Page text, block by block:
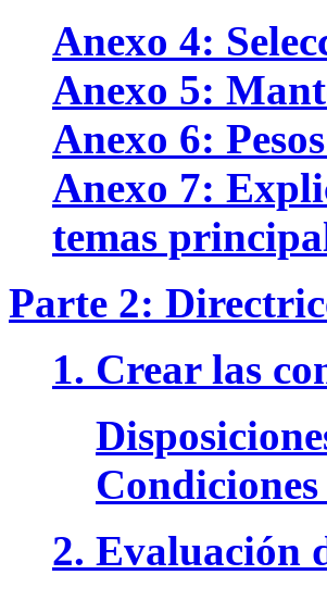
Anexo 4:
Anexo 5:
Anexo 6:
Anexo 7:
temas
Parte 2:
1. Crear las
2. Evaluación